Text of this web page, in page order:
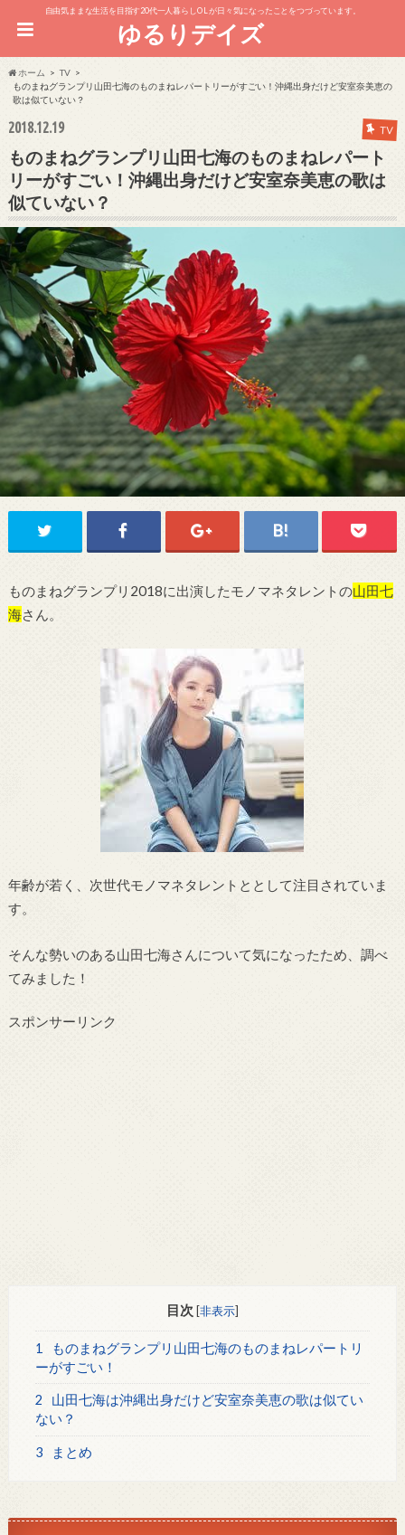
自由気ままな生活を目指す20代一人暮らしOL が日々気になったことをつづっています。
ゆるりデイズ
ホーム
TV
ものまねグランプリ山田七海のものまねレパートリーがすごい！沖縄出身だけど安室奈美恵の
歌は似ていない？
2018.12.19 TV
ものまねグランプリ山田七海のものまねレパート
リーがすごい！沖縄出身だけど安室奈美恵の歌は
似ていない？
ものまねグランプリ2018に出演したモノマネタレントの山田七
海さん。
年齢が若く、次世代モノマネタレントととして注目されていま
す。
そんな勢いのある山田七海さんについて気になったため、調べ
てみました！
スポンサーリンク
目次 [非表示]
1
ものまねグランプリ山田七海のものまねレパートリ
ーがすごい！
2
山田七海は沖縄出身だけど安室奈美恵の歌は似てい
ない？
3 まとめ